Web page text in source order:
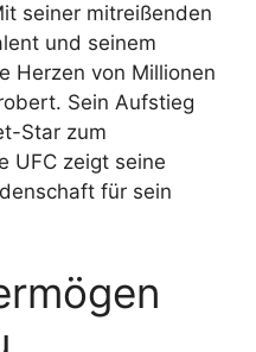
seiner mitreißenden
und seinem
Herzen von Millionen
Sein Aufstieg
Star zum
UFC zeigt seine
für sein